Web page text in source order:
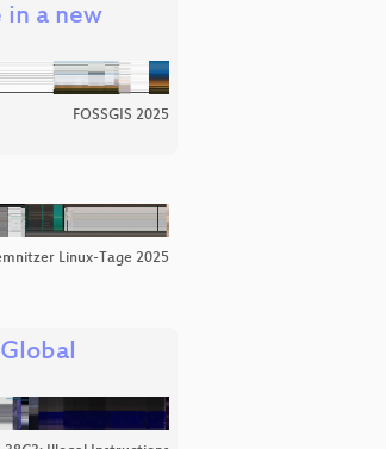
a new
FOSSGIS 2025
Linux-Tage 2025